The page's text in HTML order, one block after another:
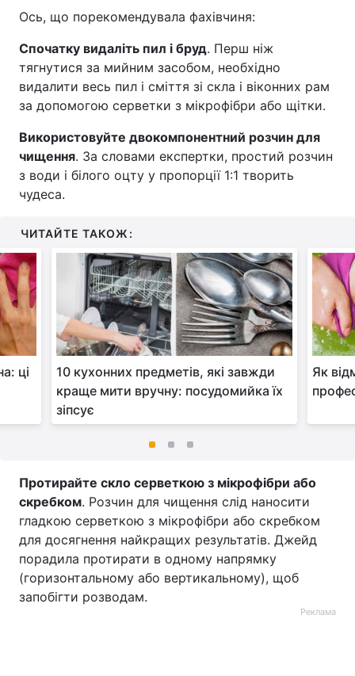
Ось, що порекомендувала фахівчиня:
Спочатку видаліть пил і бруд. Перш ніж
тягнутися за мийним засобом, необхідно
видалити весь пил і сміття зі скла і віконних рам
за допомогою серветки з мікрофібри або щітки.
Використовуйте двокомпонентний розчин для
чищення. За словами експертки, простий розчин
з води і білого оцту у пропорції 1:1 творить
чудеса.
ЧИТАЙТЕ ТАКОЖ:
ці
10 кухонних предметів, які завжди
краще мити вручну: посудомийка їх
зіпсує
Як
Протирайте скло серветкою з мікрофібри або
скребком. Розчин для чищення слід наносити
гладкою серветкою з мікрофібри або скребком
для досягнення найкращих результатів. Джейд
порадила протирати в одному напрямку
(горизонтальному або вертикальному), щоб
запобігти розводам.
Реклама